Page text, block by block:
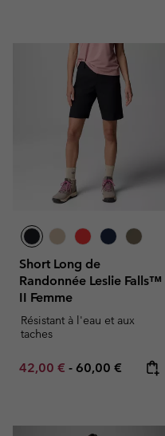
Short Long de
Randonnée Leslie Falls™
II Femme
Résistant à l'eau et aux
taches
Minimum sale price:
42,00 € - Maximum price:
60,00 €